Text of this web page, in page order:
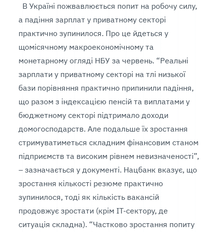
В Україні пожвавлюється попит на робочу силу,
а падіння зарплат у приватному секторі
практично зупинилося. Про це йдеться у
щомісячному макроекономічному та
монетарному огляді НБУ за червень. “Реальні
зарплати у приватному секторі на тлі низької
бази порівняння практично припинили падіння,
що разом з індексацією пенсій та виплатами у
бюджетному секторі підтримало доходи
домогосподарств. Але подальше їх зростання
стримуватиметься складним фінансовим станом
підприємств та високим рівнем невизначеності”,
– зазначається у документі. Нацбанк вказує, що
зростання кількості резюме практично
зупинилося, тоді як кількість вакансій
продовжує зростати (крім ІТ-сектору, де
ситуація складна). “Частково зростання попиту